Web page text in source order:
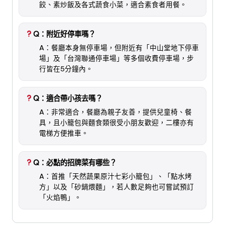
餃、素炒飯及各式蔬食小菜，適合素食者用餐。
Q：附近好停車嗎？
A：餐廳本身無停車場，但附近有「中山堂地下停車
場」及「台灣聯通停車場」等多個收費停車場，步
行皆在5分鐘內。
Q：適合帶小孩去嗎？
A：非常適合，餐廳為親子友善，提供兒童椅、餐
具，且小籠包與麵食類很受小朋友歡迎，二樓亦有
電梯方便推車。
Q：必點的招牌菜有哪些？
A：首推「天然蔬果原汁七彩小籠包」、「點水烤
方」以及「砂鍋煨麵」，若人數足夠也可嘗試預訂
「火焰鴨」。